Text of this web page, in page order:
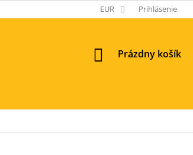
EUR Prihlásenie
NÁKUPNÝ
Prázdny košík